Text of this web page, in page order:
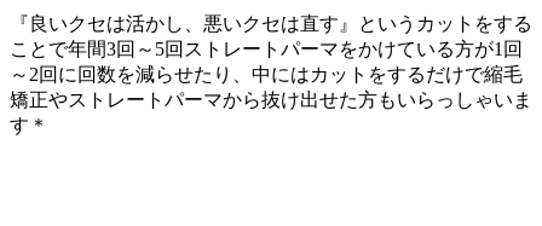
『良いクセは活かし、悪いクセは直す』というカットをする
ことで年間3回～5回ストレートパーマをかけている方が1回
～2回に回数を減らせたり、中にはカットをするだけで縮毛
矯正やストレートパーマから抜け出せた方もいらっしゃいま
す＊